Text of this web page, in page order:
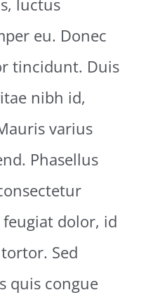
eu. Donec
tincidunt. Duis
nibh id,
varius
Phasellus
dolor, id
Sed
quis congue